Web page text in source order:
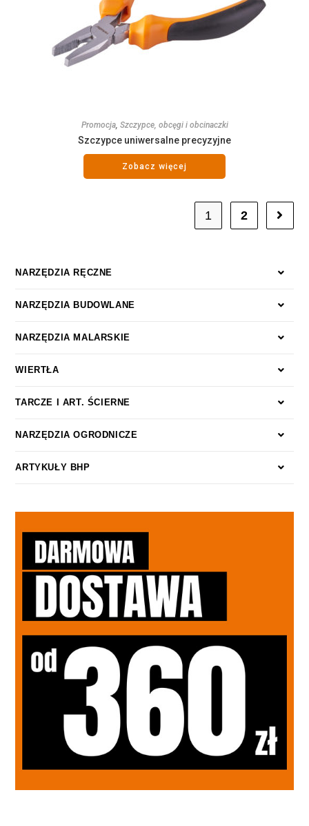
Promocja, Szczypce, obcęgi i obcinaczki
Szczypce uniwersalne precyzyjne
Zobacz więcej
1 2
NARZĘDZIA RĘCZNE
NARZĘDZIA BUDOWLANE
NARZĘDZIA MALARSKIE
WIERTŁA
TARCZE I ART. ŚCIERNE
NARZĘDZIA OGRODNICZE
ARTYKUŁY BHP